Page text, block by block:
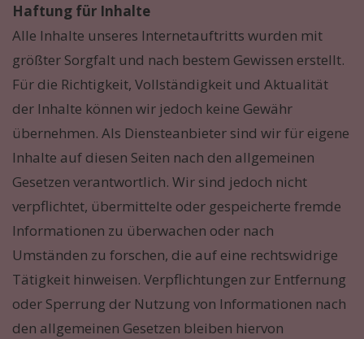
Haftung für Inhalte
Alle Inhalte unseres Internetauftritts wurden mit
größter Sorgfalt und nach bestem Gewissen erstellt.
Für die Richtigkeit, Vollständigkeit und Aktualität
der Inhalte können wir jedoch keine Gewähr
übernehmen. Als Diensteanbieter sind wir für eigene
Inhalte auf diesen Seiten nach den allgemeinen
Gesetzen verantwortlich. Wir sind jedoch nicht
verpflichtet, übermittelte oder gespeicherte fremde
Informationen zu überwachen oder nach
Umständen zu forschen, die auf eine rechtswidrige
Tätigkeit hinweisen. Verpflichtungen zur Entfernung
oder Sperrung der Nutzung von Informationen nach
den allgemeinen Gesetzen bleiben hiervon